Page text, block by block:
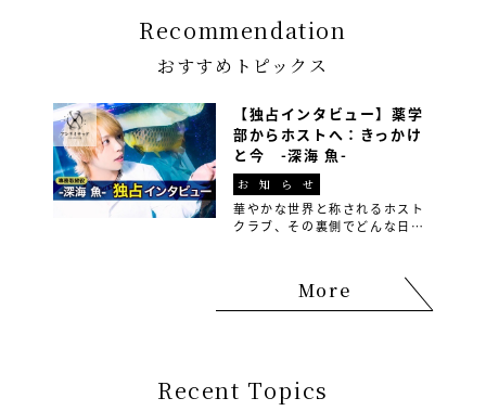
Recommendation
おすすめトピックス
【独占インタビュー】薬学
部からホストへ：きっかけ
と今 -深海 魚-
お知らせ
華やかな世界と称されるホスト
クラブ、その裏側でどんな日々
ホストグループ『アンリミテッ
ド』の専務取締役の深海魚さん
に、そのリアルな実態を赤裸々
More
Recent Topics